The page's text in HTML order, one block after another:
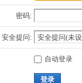
密码:
安全提问:
自动登录
登录